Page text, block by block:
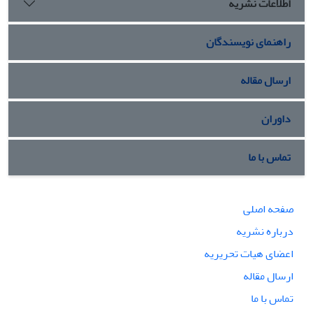
سیاسی، اقتصادی و اجتماعی برای دولت‌ها و مردم این منطقه شده
است».(یافته ها)
راهنمای نویسندگان
ارسال مقاله
داوران
تماس با ما
صفحه اصلی
درباره نشریه
اعضای هیات تحریریه
ارسال مقاله
تماس با ما